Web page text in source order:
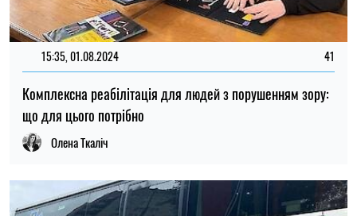
15:35, 01.08.2024 41
Комплексна реабілітація для людей з порушенням зору:
що для цього потрібно
Олена Ткаліч